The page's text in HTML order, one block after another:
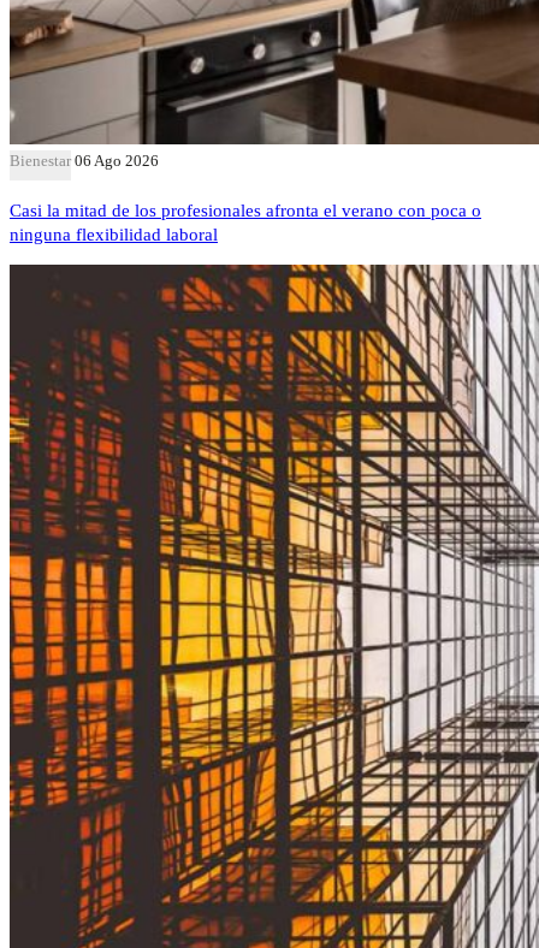
Bienestar 06 Ago 2026
Casi la mitad de los profesionales afronta el verano con poca o
ninguna flexibilidad laboral